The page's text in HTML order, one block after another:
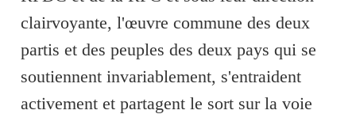
clairvoyante, l'œuvre commune des deux
partis et des peuples des deux pays qui se
soutiennent invariablement, s'entraident
activement et partagent le sort sur la voie